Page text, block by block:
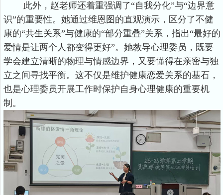
此外，赵老师还着重强调了“自我分化”与“边界意
识”的重要性。她通过维恩图的直观演示，区分了不健
康的“共生关系”与健康的“部分重叠”关系，指出“最好的
爱情是让两个人都变得更好”。她教导心理委员，既要
学会建立清晰的物理与情感边界，又要懂得在亲密与独
立之间寻找平衡。这不仅是维护健康恋爱关系的基石，
也是心理委员开展工作时保护自身心理健康的重要机
制。